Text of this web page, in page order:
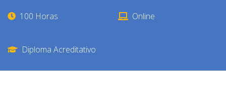
100 Horas Online
Diploma Acreditativo